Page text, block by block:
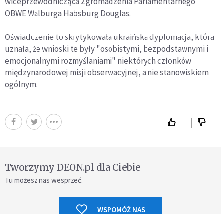
OBWE Walburga Habsburg Douglas.
Oświadczenie to skrytykowała ukraińska dyplomacja, która
uznała, że wnioski te były "osobistymi, bezpodstawnymi i
emocjonalnymi rozmyślaniami" niektórych członków
międzynarodowej misji obserwacyjnej, a nie stanowiskiem
ogólnym.
Tworzymy DEON.pl dla Ciebie
Tu możesz nas wesprzeć.
WSPOMÓŻ NAS